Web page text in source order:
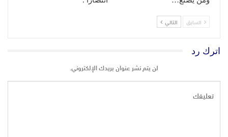
السابق التالي
اترك رد
لن يتم نشر عنوان بريدك الإلكتروني.